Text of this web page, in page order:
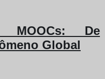
De
Global